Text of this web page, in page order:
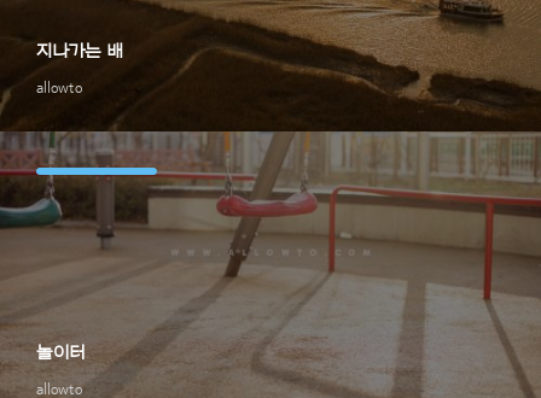
allowto
지나가는 배
allowto
놀이터